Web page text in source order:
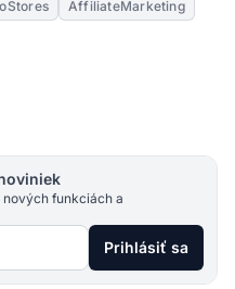
AffiliateMarketing
funkciách a
Prihlásiť sa